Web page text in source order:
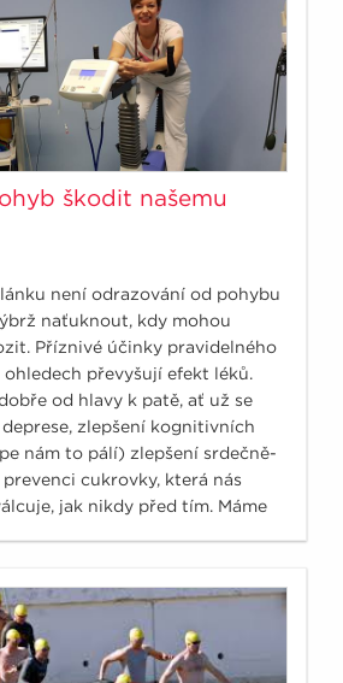
škodit našemu
není odrazování od pohybu
naťuknout, kdy mohou
Příznivé účinky pravidelného
převyšují efekt léků.
od hlavy k patě, ať už se
zlepšení kognitivních
nám to pálí) zlepšení srdečně-
cukrovky, která nás
jak nikdy před tím. Máme
sportují, se v průměru
než jejich vrstevníci se
života.